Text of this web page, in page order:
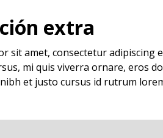
extra
sit amet, consectetur adipiscing
mi quis viverra ornare, eros
et justo cursus id rutrum